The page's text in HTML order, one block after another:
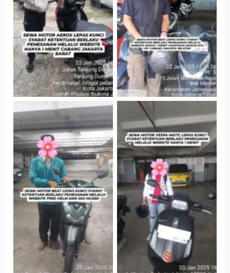
Barat
Jatinegara Gedung
Parkir P6A
Cityplaza
Jatinegara Gedung
Parkir P6A
Cityplaza
Jatinegara Gedung
Parkir P6A